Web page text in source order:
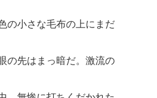
の小さな毛布の上にまだ
の先はまっ暗だ。激流の